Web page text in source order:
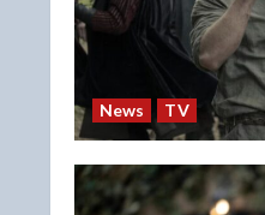
News TV